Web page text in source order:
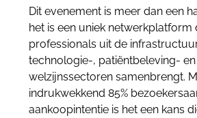
Dit evenement is meer dan een
het is een uniek netwerkplatform
professionals uit de
technologie-, patiëntbeleving- en
welzijnssectoren samenbrengt.
indrukwekkend 85%
aankoopintentie is het een kans